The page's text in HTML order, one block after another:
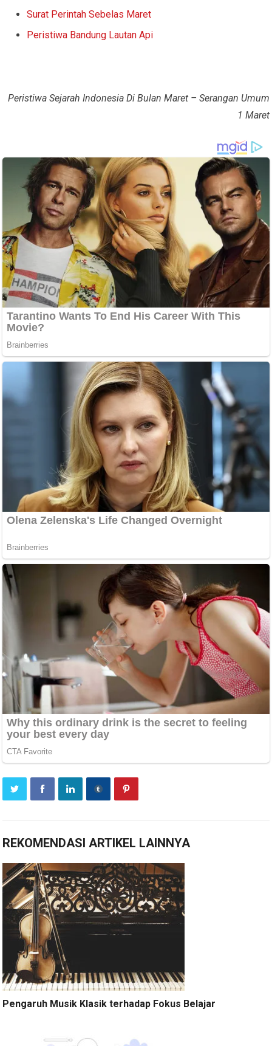
Surat Perintah Sebelas Maret
Peristiwa Bandung Lautan Api
Peristiwa Sejarah Indonesia Di Bulan Maret – Serangan Umum
1 Maret
REKOMENDASI ARTIKEL LAINNYA
Pengaruh Musik Klasik terhadap Fokus Belajar